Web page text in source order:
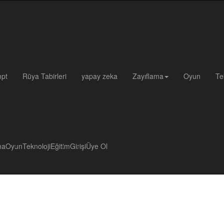
Rüya Tabirleri yapay zeka Zayıflama Oyun
OyunTeknolojiEğitimGirişiÜye Ol